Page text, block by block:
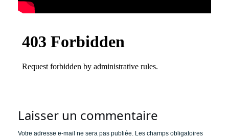
Laisser un commentaire
Votre adresse e-mail ne sera pas publiée. Les champs obligatoires